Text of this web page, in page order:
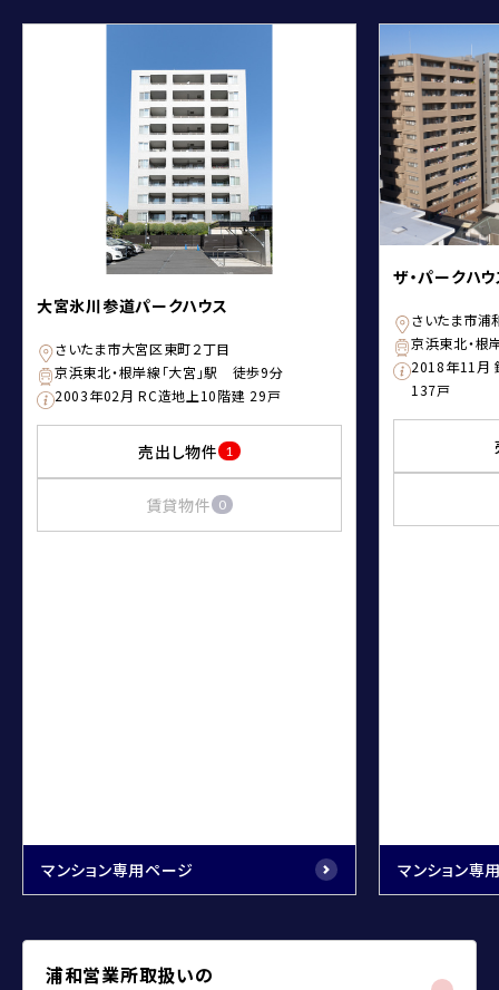
大宮氷川参道パークハウス
さいたま市大宮区東町２丁目
京浜東北・根岸線「大宮」駅 徒歩9分
2003年02月 RC造地上10階建 29戸
売出し物件 1
賃貸物件 0
マンション専用ページ
ザ・パークハ
さいたま市浦
京浜東北・根
2018年11月
137戸
マンション専
浦和営業所取扱いの